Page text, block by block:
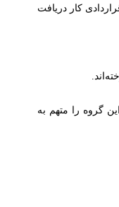
کار دریافت
گروه را متهم به